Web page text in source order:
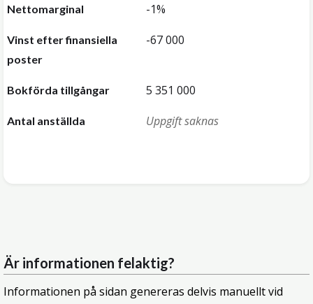
Nettomarginal -1%
Vinst efter finansiella
poster
-67 000
Bokförda tillgångar 5 351 000
Antal anställda Uppgift saknas
Är informationen felaktig?
Informationen på sidan genereras delvis manuellt vid